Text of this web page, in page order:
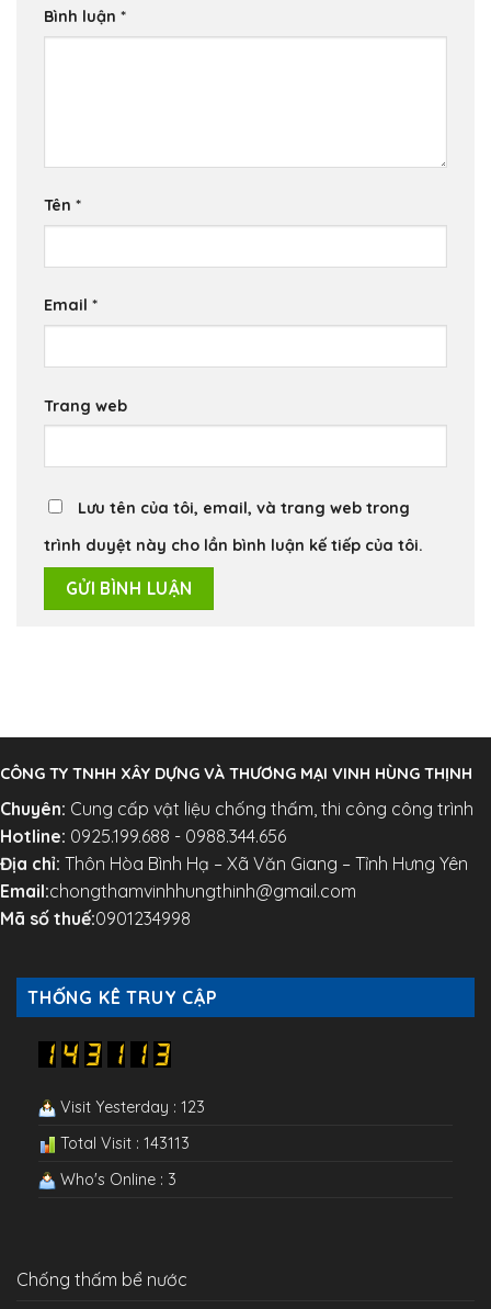
Bình luận *
Tên *
Email *
Trang web
Lưu tên của tôi, email, và trang web trong
trình duyệt này cho lần bình luận kế tiếp của tôi.
CÔNG TY TNHH XÂY DỰNG VÀ THƯƠNG MẠI VINH HÙNG THỊNH
Chuyên: Cung cấp vật liệu chống thấm, thi công công trình
Hotline: 0925.199.688 - 0988.344.656
Địa chỉ: Thôn Hòa Bình Hạ – Xã Văn Giang – Tỉnh Hưng Yên
Email:chongthamvinhhungthinh@gmail.com
Mã số thuế:0901234998
THỐNG KÊ TRUY CẬP
Visit Yesterday : 123
Total Visit : 143113
Who's Online : 3
Chống thấm bể nước